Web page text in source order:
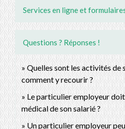
Services en ligne et
Questions ? Réponses !
Quelles sont les activités de
comment y recourir ?
Le particulier employeur
médical de son salarié ?
Un particulier employeur